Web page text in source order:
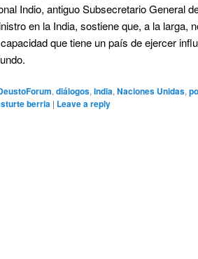
Indio, antiguo Subsecretario General
en la India, sostiene que, a la larga,
que tiene un país de ejercer
, diálogos, India, Naciones Unidas,
berria | Leave a reply